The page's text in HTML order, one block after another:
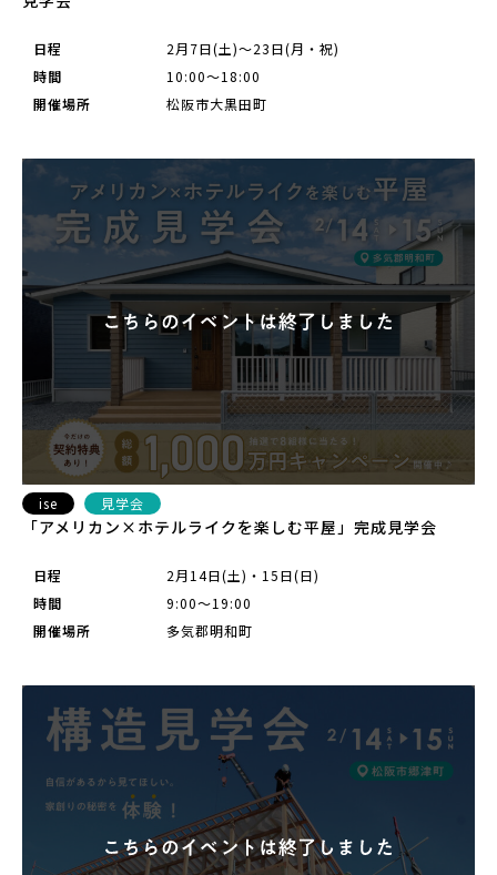
日程
2月7日(土)～23日(月・祝)
時間
10:00〜18:00
開催場所
松阪市大黒田町
ise 見学会
「アメリカン×ホテルライクを楽しむ平屋」完成見学会
日程
2月14日(土)・15日(日)
時間
9:00～19:00
開催場所
多気郡明和町